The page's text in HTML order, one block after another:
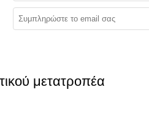
μετατροπέα